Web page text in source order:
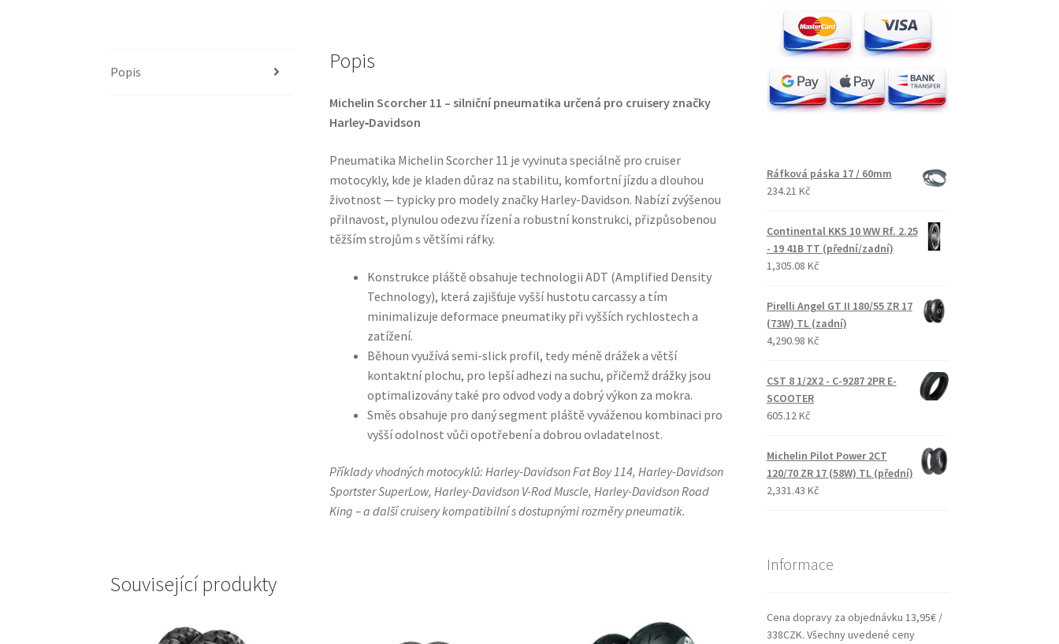
Popis Popis
Michelin Scorcher 11 – silniční pneumatika určená pro cruisery značky
Harley‑Davidson
Pneumatika Michelin Scorcher 11 je vyvinuta speciálně pro cruiser
motocykly, kde je kladen důraz na stabilitu, komfortní jízdu a dlouhou
životnost — typicky pro modely značky Harley-Davidson. Nabízí zvýšenou
přilnavost, plynulou odezvu řízení a robustní konstrukci, přizpůsobenou
těžším strojům s většími ráfky.
Konstrukce pláště obsahuje technologii ADT (Amplified Density
Technology), která zajišťuje vyšší hustotu carcassy a tím
minimalizuje deformace pneumatiky při vyšších rychlostech a
zatížení.
Běhoun využívá semi-slick profil, tedy méně drážek a větší
kontaktní plochu, pro lepší adhezi na suchu, přičemž drážky jsou
optimalizovány také pro odvod vody a dobrý výkon za mokra.
Směs obsahuje pro daný segment pláště vyváženou kombinaci pro
vyšší odolnost vůči opotřebení a dobrou ovladatelnost.
Příklady vhodných motocyklů: Harley-Davidson Fat Boy 114, Harley-Davidson
Sportster SuperLow, Harley-Davidson V-Rod Muscle, Harley-Davidson Road
King – a další cruisery kompatibilní s dostupnými rozměry pneumatik.
Související produkty
Ráfková páska 17 / 60mm
234.21 Kč
Continental KKS 10 WW Rf. 2.25
- 19 41B TT (přední/zadní)
1,305.08 Kč
Pirelli Angel GT II 180/55 ZR 17
(73W) TL (zadní)
4,290.98 Kč
CST 8 1/2X2 - C-9287 2PR E-
SCOOTER
605.12 Kč
Michelin Pilot Power 2CT
120/70 ZR 17 (58W) TL (přední)
2,331.43 Kč
Informace
Cena dopravy za objednávku 13,95€ /
338CZK. Všechny uvedené ceny